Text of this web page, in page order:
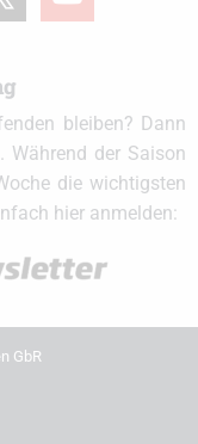
bleiben? Dann
Während der Saison
die wichtigsten
hier anmelden:
GbR